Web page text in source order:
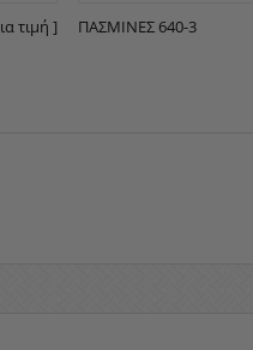
τιμή ] ΠΑΣΜΊΝΕΣ 640-3